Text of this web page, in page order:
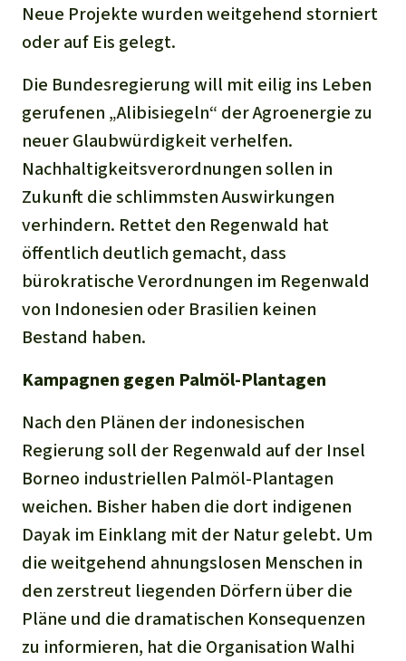
Neue Projekte wurden weitgehend storniert
oder auf Eis gelegt.
Die Bundesregierung will mit eilig ins Leben
gerufenen „Alibisiegeln“ der Agroenergie zu
neuer Glaubwürdigkeit verhelfen.
Nachhaltigkeitsverordnungen sollen in
Zukunft die schlimmsten Auswirkungen
verhindern. Rettet den Regenwald hat
öffentlich deutlich gemacht, dass
bürokratische Verordnungen im Regenwald
von Indonesien oder Brasilien keinen
Bestand haben.
Kampagnen gegen Palmöl-Plantagen
Nach den Plänen der indonesischen
Regierung soll der Regenwald auf der Insel
Borneo industriellen Palmöl-Plantagen
weichen. Bisher haben die dort indigenen
Dayak im Einklang mit der Natur gelebt. Um
die weitgehend ahnungslosen Menschen in
den zerstreut liegenden Dörfern über die
Pläne und die dramatischen Konsequenzen
zu informieren, hat die Organisation Walhi